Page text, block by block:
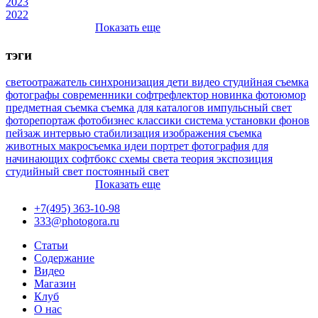
2022
Показать еще
тэги
светоотражатель синхронизация дети видео студийная съемка
фотографы современники софтрефлектор новинка фотоюмор
предметная съемка съемка для каталогов импульсный свет
фоторепортаж фотобизнес классики система установки фонов
пейзаж интервью стабилизация изображения съемка
животных макросъемка идеи портрет фотография для
начинающих софтбокс схемы света теория экспозиция
студийный свет постоянный свет
Показать еще
+7(495) 363-10-98
333@photogora.ru
Статьи
Содержание
Видео
Магазин
Клуб
О нас